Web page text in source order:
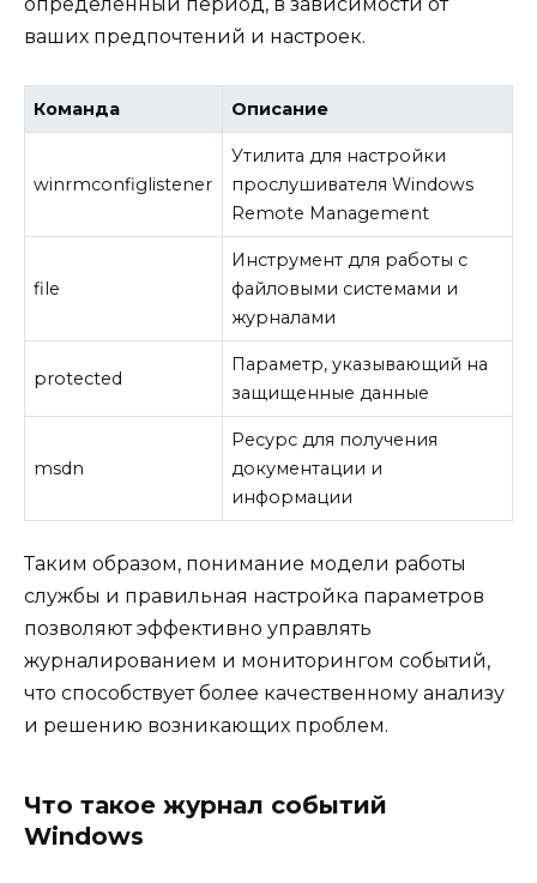
ваших предпочтений и настроек.
Команда Описание
winrmconfiglistener
Утилита для настройки
прослушивателя Windows
Remote Management
file
Инструмент для работы с
файловыми системами и
журналами
protected
Параметр, указывающий на
защищенные данные
msdn
Ресурс для получения
документации и
информации
Таким образом, понимание модели работы
службы и правильная настройка параметров
позволяют эффективно управлять
журналированием и мониторингом событий,
что способствует более качественному анализу
и решению возникающих проблем.
Что такое журнал событий
Windows